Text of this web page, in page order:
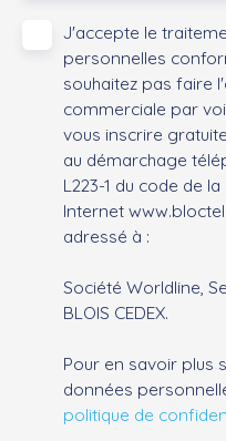
J'accepte le
personnelles
souhaitez pas faire
commerciale par
vous inscrire
au démarchage
L223-1 du code de
Internet
adressé à :
Société Worldline,
BLOIS CEDEX.
Pour en savoir plus
données
politique de